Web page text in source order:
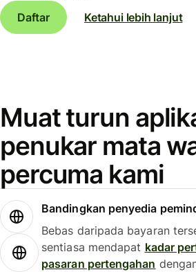
Daftar
Ketahui lebih lanjut
Muat turun
penukar mata
percuma kami
Bandingkan penyedia
Bebas daripada bayaran
sentiasa mendapat kadar
pasaran pertengahan